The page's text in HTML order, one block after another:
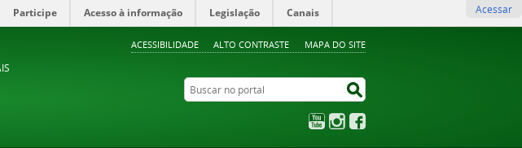
ACESSIBILIDADE ALTO CONTRASTE MAPA DO SITE
Participe Acesso à informação Legislação Canais Acessar
Buscar no portal
YouTubeInstagram